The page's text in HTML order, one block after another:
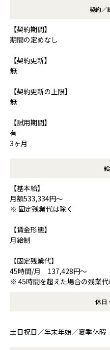
契約／
【契約期間】
期間の定めなし
【契約更新】
無
【契約更新の上限】
無
【試用期間】
有
3ヶ月
【基本給】
月額533,334円～
※ 固定残業代は除く
【賃金形態】
月給制
【固定残業代】
45時間/月 137,428円～
※ 45時間を超えた場合の残業
休日
土日祝日／年末年始／夏季休暇